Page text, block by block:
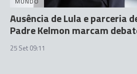
Ausência de Lula e parceria
Padre Kelmon marcam
25 Set 09:11